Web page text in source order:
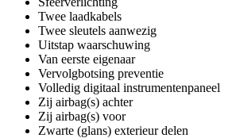
Twee laadkabels
Twee sleutels aanwezig
Uitstap waarschuwing
Van eerste eigenaar
Vervolgbotsing preventie
Volledig digitaal instrumentenpaneel
Zij airbag(s) achter
Zij airbag(s) voor
Zwarte (glans) exterieur delen